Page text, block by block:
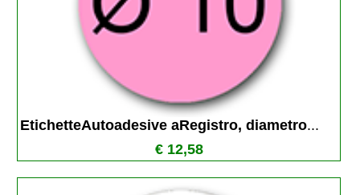
EtichetteAutoadesive aRegistro, diametro...
€ 12,58